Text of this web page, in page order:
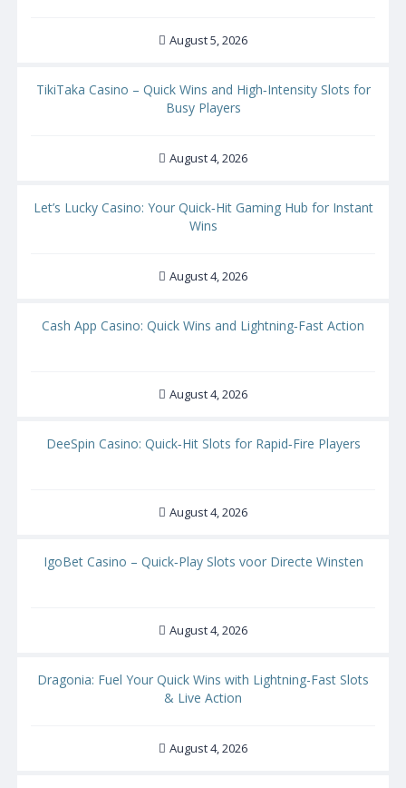
August 5, 2026
TikiTaka Casino – Quick Wins and High‑Intensity Slots for
Busy Players
August 4, 2026
Let’s Lucky Casino: Your Quick‑Hit Gaming Hub for Instant
Wins
August 4, 2026
Cash App Casino: Quick Wins and Lightning‑Fast Action
August 4, 2026
DeeSpin Casino: Quick‑Hit Slots for Rapid‑Fire Players
August 4, 2026
IgoBet Casino – Quick‑Play Slots voor Directe Winsten
August 4, 2026
Dragonia: Fuel Your Quick Wins with Lightning-Fast Slots
& Live Action
August 4, 2026